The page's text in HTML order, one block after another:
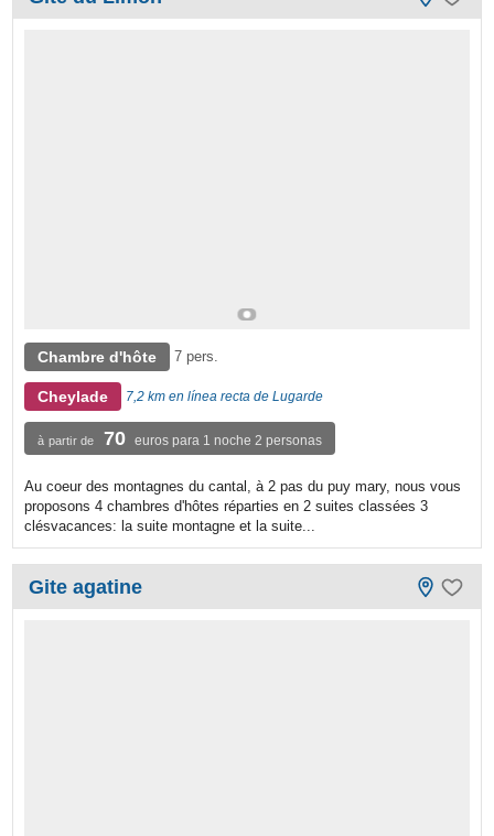
Chambre d'hôte 7 pers.
Cheylade 7,2 km en línea recta de Lugarde
à partir de 70 euros para 1 noche 2 personas
Au coeur des montagnes du cantal, à 2 pas du puy mary, nous vous
proposons 4 chambres d'hôtes réparties en 2 suites classées 3
clésvacances: la suite montagne et la suite...
Gite agatine